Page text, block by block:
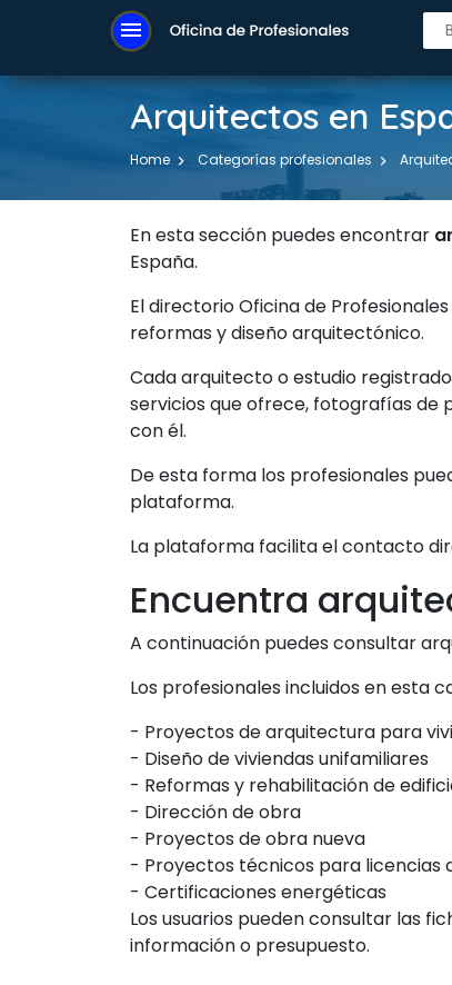
menu
Arquitectos en
Home Categorías profesionales
En esta sección puedes encontrar
España.
El directorio Oficina de
reformas y diseño arquitectónico.
Cada arquitecto o estudio
servicios que ofrece, fotografías de
con él.
De esta forma los profesionales
plataforma.
La plataforma facilita el contacto
Encuentra
A continuación puedes consultar
Los profesionales incluidos en esta
- Proyectos de arquitectura para
- Diseño de viviendas unifamiliares
- Reformas y rehabilitación de
- Dirección de obra
- Proyectos de obra nueva
- Proyectos técnicos para licencias
- Certificaciones energéticas
Los usuarios pueden consultar las
información o presupuesto.